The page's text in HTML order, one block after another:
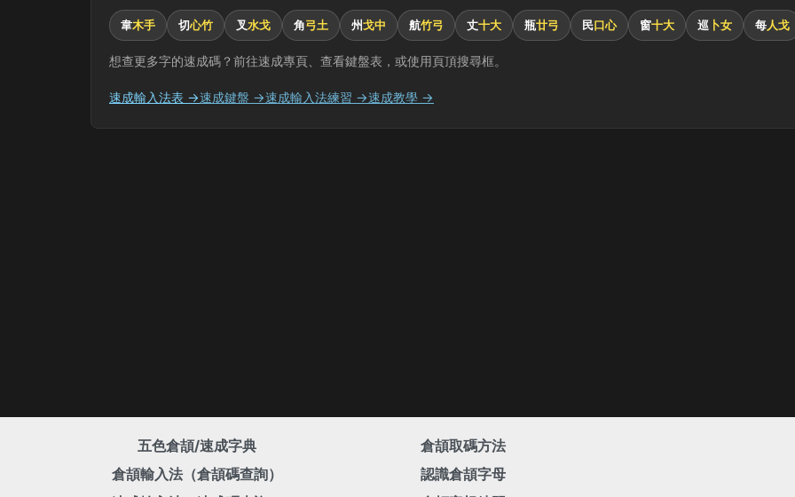
韋木手 切心竹 叉水戈 角弓土 州戈中 航竹弓 丈十大 瓶廿弓 民口心 窗十大 巡 卜女 每人戈
想查更多字的速成碼？前往速成專頁、查看鍵盤表，或使用頁頂搜尋框。
速成輸入法表 →速成鍵盤 →速成輸入法練習 →速成教學 →
五色倉頡/速成字典
倉頡輸入法（倉頡碼查詢）
倉頡取碼方法
認識倉頡字母